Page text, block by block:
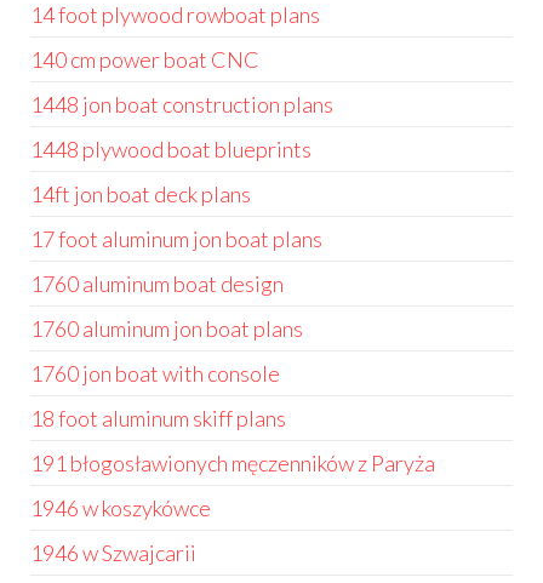
14 foot plywood rowboat plans
140 cm power boat CNC
1448 jon boat construction plans
1448 plywood boat blueprints
14ft jon boat deck plans
17 foot aluminum jon boat plans
1760 aluminum boat design
1760 aluminum jon boat plans
1760 jon boat with console
18 foot aluminum skiff plans
191 błogosławionych męczenników z Paryża
1946 w koszykówce
1946 w Szwajcarii